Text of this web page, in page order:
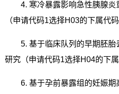
4. 寒冷暴露影响急性胰腺
（申请代码1选择H03的下属代码
5. 基于临床队列的早期胚胎
研究（申请代码1选择H04的下属
6. 基于孕前暴露组的妊娠